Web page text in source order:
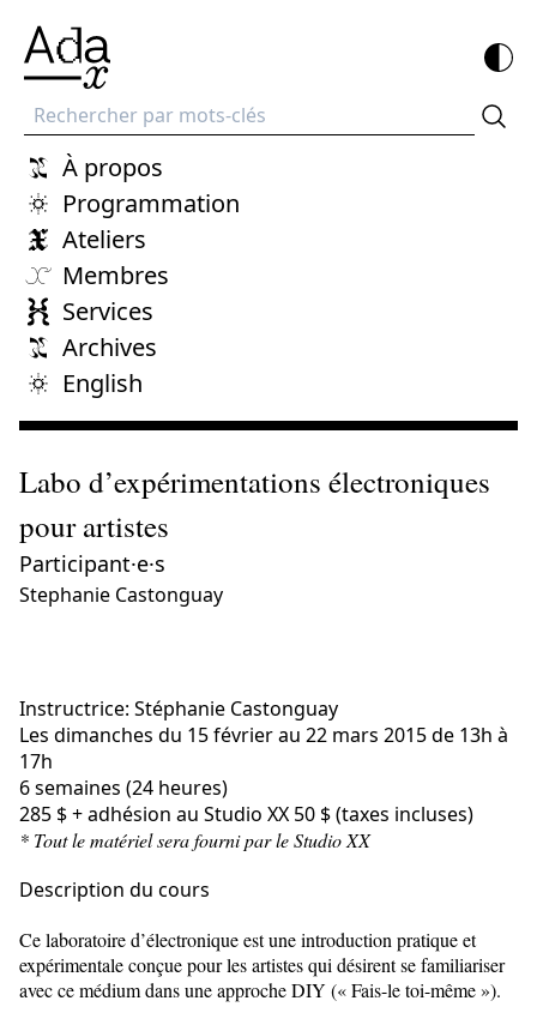
Recherche
À propos
Programmation
Ateliers
Membres
Services
Archives
English
Labo d’expérimentations électroniques
pour artistes
Participant·e·s
Stephanie Castonguay
Instructrice: Stéphanie Castonguay
Les dimanches du 15 février au 22 mars 2015 de 13h à
17h
6 semaines (24 heures)
285 $ + adhésion au Studio XX 50 $ (taxes incluses)
* Tout le matériel sera fourni par le Studio XX
Description du cours
Ce laboratoire d’électronique est une introduction pratique et
expérimentale conçue pour les artistes qui désirent se familiariser
avec ce médium dans une approche DIY (« Fais-le toi-même »).